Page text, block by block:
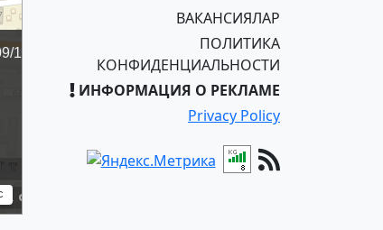
ВАКАНСИЯЛАР
ПОЛИТИКА
КОНФИДЕНЦИАЛЬНОСТИ
ИНФОРМАЦИЯ О РЕКЛАМЕ
Privacy Policy